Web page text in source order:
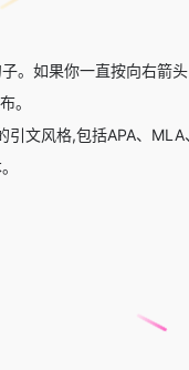
如果你一直按向右箭头
。
文风格,包括APA、MLA